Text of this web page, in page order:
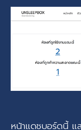
หน้าแดชบอร์ดนี้